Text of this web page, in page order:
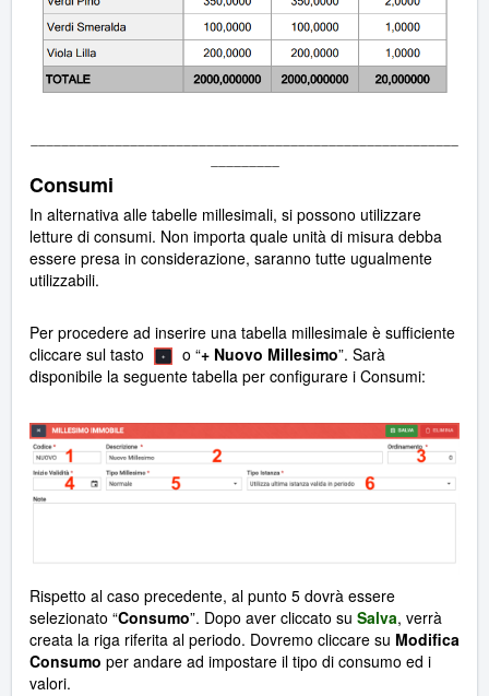
Consumi
In alternativa alle tabelle millesimali, si possono utilizzare
letture di consumi. Non importa quale unità di misura debba
essere presa in considerazione, saranno tutte ugualmente
utilizzabili.
Per procedere ad inserire una tabella millesimale è sufficiente
cliccare sul tasto
o “+ Nuovo Millesimo”. Sarà
disponibile la seguente tabella per configurare i Consumi:
Rispetto al caso precedente, al punto 5 dovrà essere
selezionato “Consumo”. Dopo aver cliccato su Salva, verrà
creata la riga riferita al periodo. Dovremo cliccare su Modifica
Consumo per andare ad impostare il tipo di consumo ed i
valori.